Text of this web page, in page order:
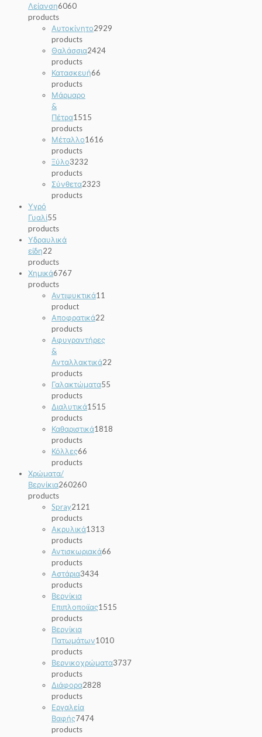
Λείανση6060
products
Αυτοκίνητο2929
products
Θαλάσσια2424
products
Κατασκευή66
products
Μάρμαρο
&
Πέτρα1515
products
Μέταλλο1616
products
Ξύλο3232
products
Σύνθετα2323
products
Υγρό
Γυαλί55
products
Υδραυλικά
είδη22
products
Χημικά6767
products
Αντιψυκτικά1 1
product
Αποφρατικά22
products
Αφυγραντήρες
&
Ανταλλακτικά22
products
Γαλακτώματα55
products
Διαλυτικά1515
products
Καθαριστικά1818
products
Κόλλες66
products
Χρώματα/
Βερνίκια260260
products
Spray21 21
products
Ακρυλικά1313
products
Αντισκωριακά66
products
Αστάρια3434
products
Βερνίκια
Επιπλοποιϊας1515
products
Βερνίκια
Πατωμάτων1010
products
Βερνικοχρώματα3737
products
Διάφορα2828
products
Εργαλεία
Βαφής7474
products